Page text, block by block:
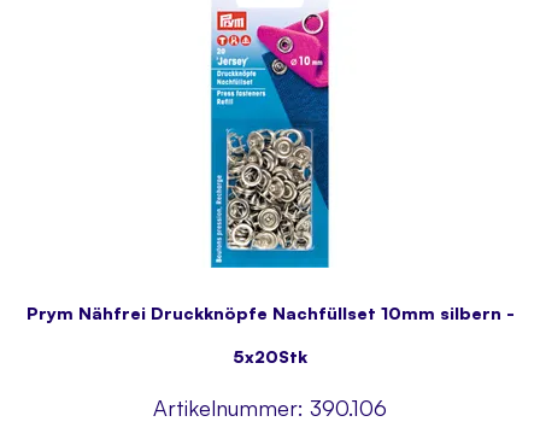
Prym Nähfrei Druckknöpfe Nachfüllset 10mm silbern -
5x20Stk
Artikelnummer: 390.106